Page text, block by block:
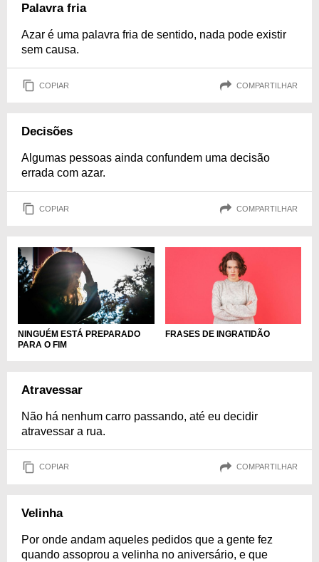
Palavra fria
Azar é uma palavra fria de sentido, nada pode existir
sem causa.
COPIAR COMPARTILHAR
Decisões
Algumas pessoas ainda confundem uma decisão
errada com azar.
COPIAR COMPARTILHAR
NINGUÉM ESTÁ PREPARADO
PARA O FIM
FRASES DE INGRATIDÃO
Atravessar
Não há nenhum carro passando, até eu decidir
atravessar a rua.
COPIAR COMPARTILHAR
Velinha
Por onde andam aqueles pedidos que a gente fez
quando assoprou a velinha no aniversário, e que